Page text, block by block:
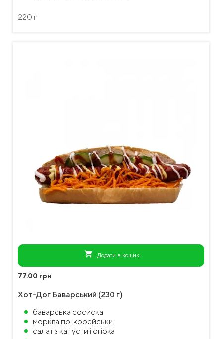
220 г
shopping_cart Додати в кошик
77.00 грн
Хот-Дог Баварський (230 г)
баварська сосиска
морква по-корейськи
салат з капусти і огірка